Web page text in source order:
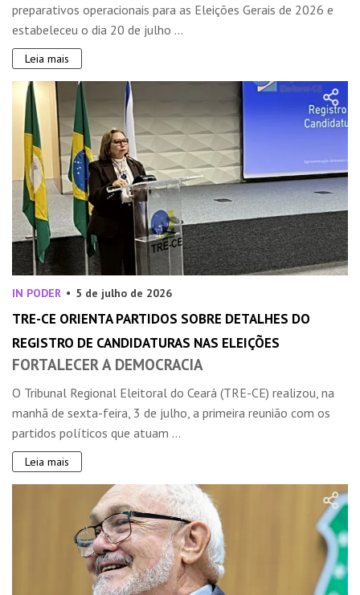
preparativos operacionais para as Eleições Gerais de 2026 e
estabeleceu o dia 20 de julho ...
Leia mais
IN PODER 5 de julho de 2026
TRE-CE ORIENTA PARTIDOS SOBRE DETALHES DO
REGISTRO DE CANDIDATURAS NAS ELEIÇÕES
FORTALECER A DEMOCRACIA
O Tribunal Regional Eleitoral do Ceará (TRE-CE) realizou, na
manhã de sexta-feira, 3 de julho, a primeira reunião com os
partidos políticos que atuam ...
Leia mais